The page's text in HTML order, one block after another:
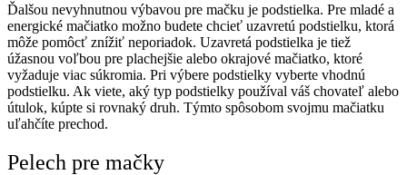
Ďalšou nevyhnutnou výbavou pre mačku je podstielka. Pre mladé a
energické mačiatko možno budete chcieť uzavretú podstielku, ktorá
môže pomôcť znížiť neporiadok. Uzavretá podstielka je tiež
úžasnou voľbou pre plachejšie alebo okrajové mačiatko, ktoré
vyžaduje viac súkromia. Pri výbere podstielky vyberte vhodnú
podstielku. Ak viete, aký typ podstielky používal váš chovateľ alebo
útulok, kúpte si rovnaký druh. Týmto spôsobom svojmu mačiatku
uľahčíte prechod.
Pelech pre mačky